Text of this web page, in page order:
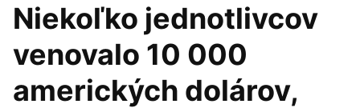
Niekoľko jednotlivcov
venovalo 10 000
amerických dolárov,